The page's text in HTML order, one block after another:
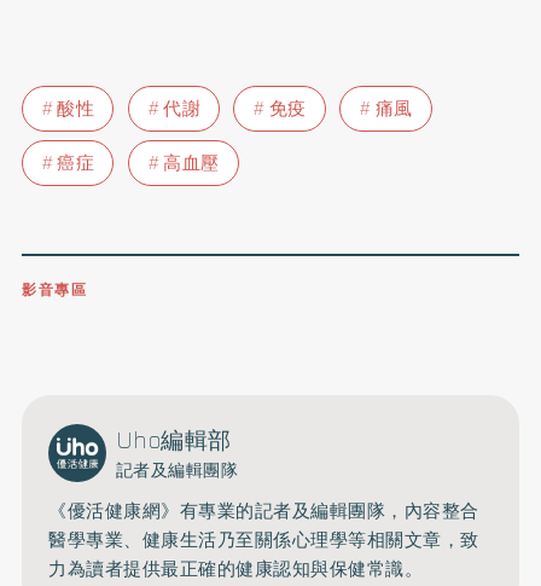
酸性 代謝 免疫
痛風
癌症
高血壓
影音專區
Uho編輯部
記者及編輯團隊
《優活健康網》有專業的記者及編輯團隊，內容整合
醫學專業、健康生活乃至關係心理學等相關文章，致
力為讀者提供最正確的健康認知與保健常識。